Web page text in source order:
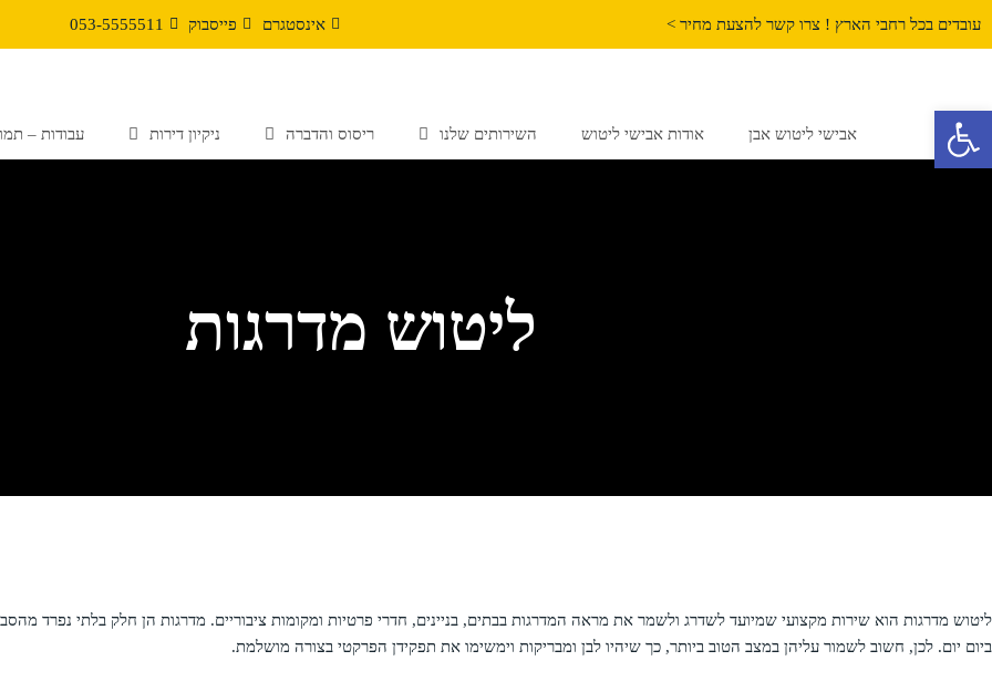
עובדים בכל רחבי הארץ ! צרו קשר להצעת מחיר > אינסטגרם פייסבוק 053-5555511
אבישי ליטוש אבן אודות אבישי ליטוש השירותים שלנו ריסוס והדברה ניקיון דירות עבודות –
ליטוש מדרגות
ליטוש מדרגות הוא שירות מקצועי שמיועד לשדרג ולשמר את מראה המדרגות בבתים, בניינים, חדרי פרטיות ומקומות ציבוריים. מדרגות הן חלק בלתי נפרד
ביום יום. לכן, חשוב לשמור עליהן במצב הטוב ביותר, כך שיהיו לבן ומבריקות וימשימו את תפקידן הפרקטי בצורה מושלמת.
פתח סרגל נגישות